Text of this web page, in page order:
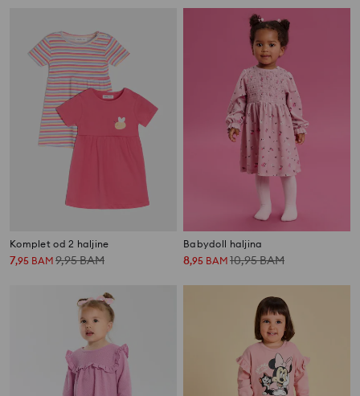
Komplet od 2 haljine
7,95 BAM 9,95BAM
Babydoll haljina
8,95 BAM 10,95BAM